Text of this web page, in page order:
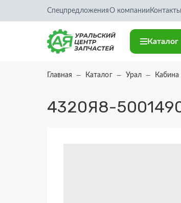
СпецпредложенияО компании Контакты
Каталог
Главная Каталог Урал Кабина
4320Я8-